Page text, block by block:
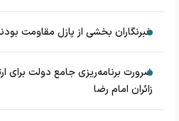
خبرنگاران بخشی از پازل مقاومت
ضرورت برنامه‌ریزی جامع دولت برای
زائران امام رضا